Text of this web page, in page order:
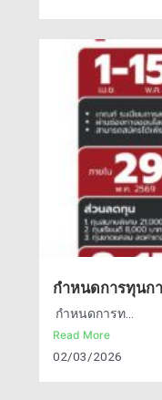
กำหนดการทุนก
กำหนดการท...
Read More
02/03/2026